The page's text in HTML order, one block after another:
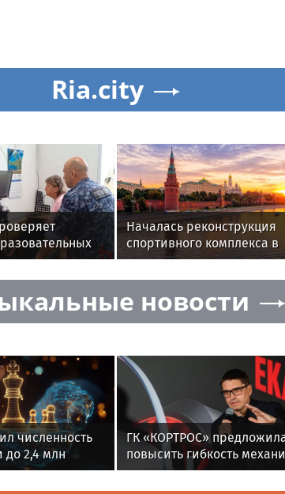
Ria.city
новому
Началась реконструкция
спортивного комплекса в
Крылатском
новости
численность
до 2,4 млн
ГК «КОРТРОС»
повысить гибкость
КРТ на круглом столе по
вопросам реализации